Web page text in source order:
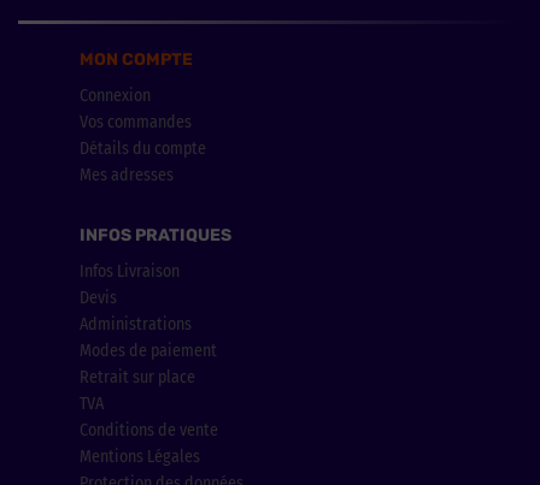
MON COMPTE
Connexion
Vos commandes
Détails du compte
Mes adresses
INFOS PRATIQUES
Infos Livraison
Devis
Administrations
Modes de paiement
Retrait sur place
TVA
Conditions de vente
Mentions Légales